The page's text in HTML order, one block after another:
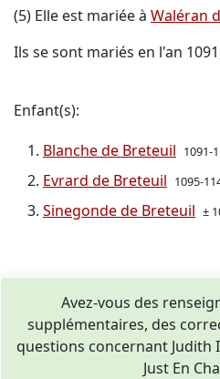
(5) Elle est mariée à Waléran
Ils se sont mariés en l'an
Enfant(s):
Blanche de Breteuil 1091-
Evrard de Breteuil 1095-
Sinegonde de Breteuil ±
Avez-vous des
supplémentaires, des
questions concernant Judith
Just En